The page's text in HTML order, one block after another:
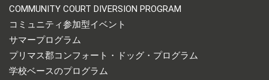
COMMUNITY COURT DIVERSION PROGRAM
コミュニティ参加型イベント
サマープログラム
プリマス郡コンフォート・ドッグ・プログラム
学校ベースのプログラム